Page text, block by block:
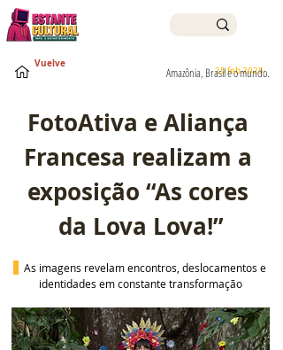
25 feb 2025
Amazônia, Brasil e o mundo.
Vuelve
FotoAtiva e Aliança
Francesa realizam a
exposição “As cores
da Lova Lova!”
As imagens revelam encontros, deslocamentos e
identidades em constante transformação